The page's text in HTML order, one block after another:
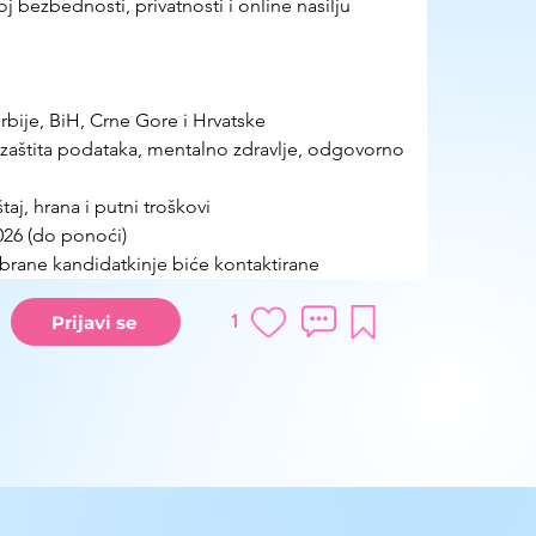
bezbednosti, privatnosti i online nasilju
BiH, Crne Gore i Hrvatske
podataka, mentalno zdravlje, odgovorno
hrana i putni troškovi
(do ponoći)
kandidatkinje biće kontaktirane
Prijavi se 1